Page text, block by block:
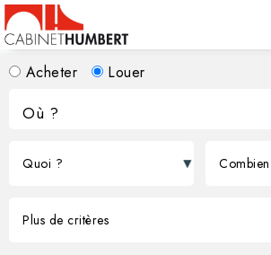
Acheter Louer